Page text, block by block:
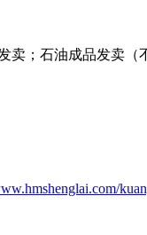
石油成品发卖（